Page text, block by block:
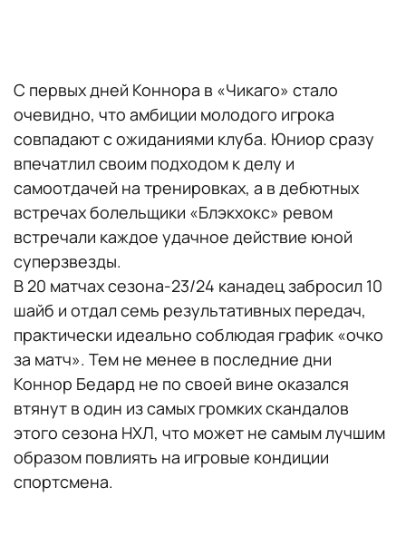
С первых дней Коннора в «Чикаго» стало
очевидно, что амбиции молодого игрока
совпадают с ожиданиями клуба. Юниор сразу
впечатлил своим подходом к делу и
самоотдачей на тренировках, а в дебютных
встречах болельщики «Блэкхокс» ревом
встречали каждое удачное действие юной
суперзвезды.
В 20 матчах сезона-23/24 канадец забросил 10
шайб и отдал семь результативных передач,
практически идеально соблюдая график «очко
за матч». Тем не менее в последние дни
Коннор Бедард не по своей вине оказался
втянут в один из самых громких скандалов
этого сезона НХЛ, что может не самым лучшим
образом повлиять на игровые кондиции
спортсмена.